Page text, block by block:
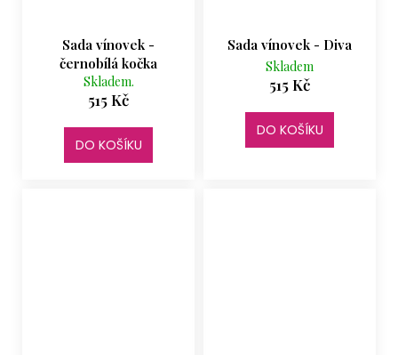
Sada vínovek -
černobílá kočka
Skladem.
515 Kč
DO KOŠÍKU
Sada vínovek - Diva
Skladem
515 Kč
DO KOŠÍKU